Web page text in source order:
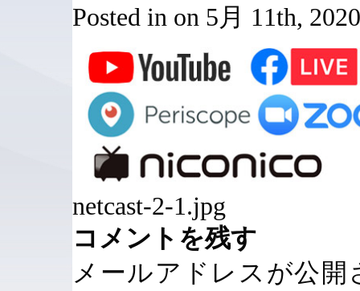
Posted in on 5月 11th,
netcast-2-1.jpg
コメントを残す
メールアドレスが公